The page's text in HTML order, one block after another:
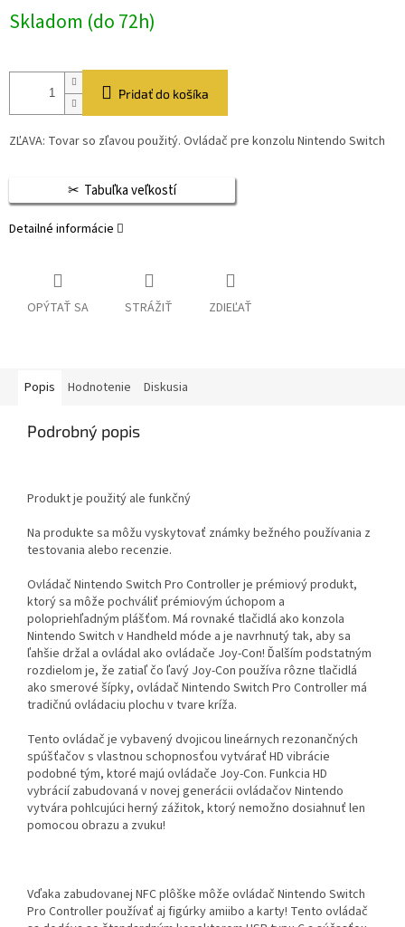
cena:
Skladom (do 72h)
Pridať do košíka
ZĽAVA: Tovar so zľavou použitý. Ovládač pre konzolu Nintendo Switch
Tabuľka veľkostí
Detailné informácie
OPÝTAŤ SA STRÁŽIŤ ZDIEĽAŤ
Popis Hodnotenie Diskusia
Podrobný popis
Produkt je použitý ale funkčný
Na produkte sa môžu vyskytovať známky bežného používania z
testovania alebo recenzie.
Ovládač Nintendo Switch Pro Controller je prémiový produkt,
ktorý sa môže pochváliť prémiovým úchopom a
polopriehľadným plášťom. Má rovnaké tlačidlá ako konzola
Nintendo Switch v Handheld móde a je navrhnutý tak, aby sa
ľahšie držal a ovládal ako ovládače Joy-Con! Ďalším podstatným
rozdielom je, že zatiaľ čo ľavý Joy-Con používa rôzne tlačidlá
ako smerové šípky, ovládač Nintendo Switch Pro Controller má
tradičnú ovládaciu plochu v tvare kríža.
Tento ovládač je vybavený dvojicou lineárnych rezonančných
spúšťačov s vlastnou schopnosťou vytvárať HD vibrácie
podobné tým, ktoré majú ovládače Joy-Con. Funkcia HD
vybrácií zabudovaná v novej generácii ovládačov Nintendo
vytvára pohlcujúci herný zážitok, ktorý nemožno dosiahnuť len
pomocou obrazu a zvuku!
Vďaka zabudovanej NFC plôške môže ovládač Nintendo Switch
Pro Controller používať aj figúrky amiibo a karty! Tento ovládač